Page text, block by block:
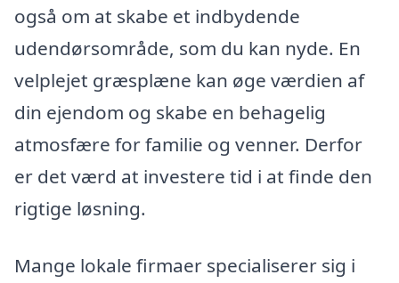
også om at skabe et indbydende
udendørsområde, som du kan nyde. En
velplejet græsplæne kan øge værdien af
din ejendom og skabe en behagelig
atmosfære for familie og venner. Derfor
er det værd at investere tid i at finde den
rigtige løsning.
Mange lokale firmaer specialiserer sig i